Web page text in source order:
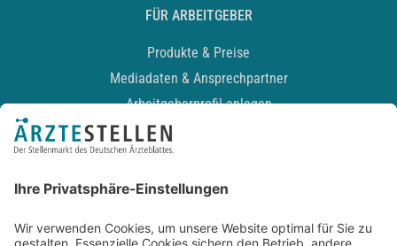
FÜR ARBEITGEBER
Produkte & Preise
Mediadaten & Ansprechpartner
Arbeitgeberprofil anlegen
Recruiting-Podcast
Kontakt